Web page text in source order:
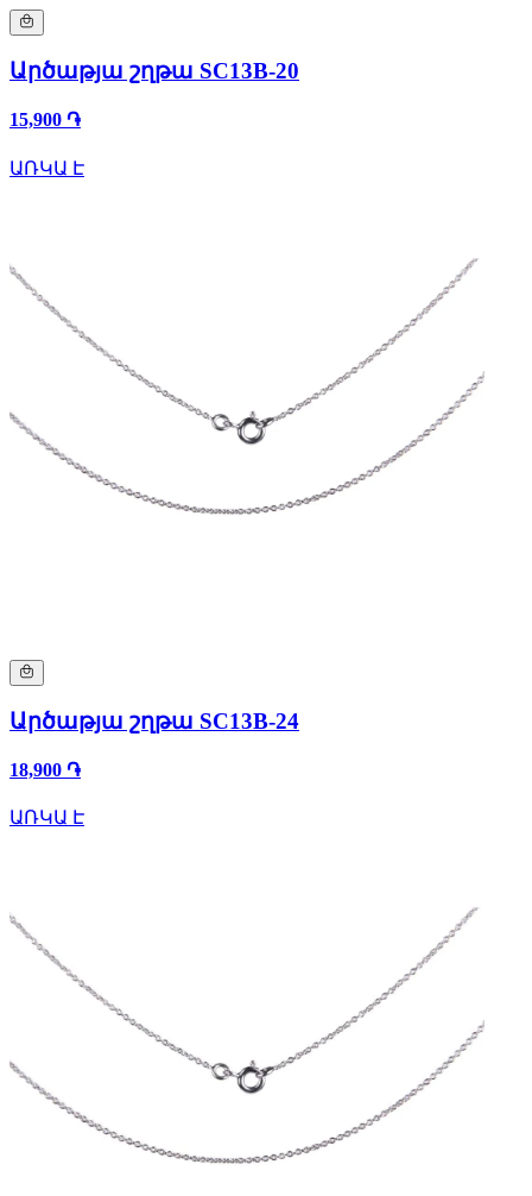
Արծաթյա շղթա SC13B-20
15,900 ֏
ԱՌԿԱ Է
Արծաթյա շղթա SC13B-24
18,900 ֏
ԱՌԿԱ Է